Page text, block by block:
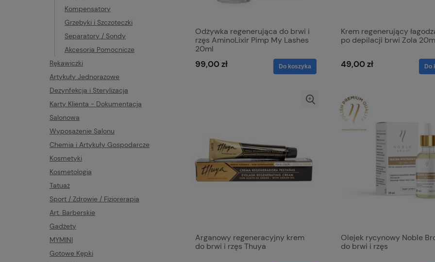
Kompensatory
Grzebyki i Szczoteczki
Separatory / Sondy
Akcesoria Pomocnicze
Rękawiczki
Artykuły Jednorazowe
Dezynfekcja i Sterylizacja
Karty Klienta - Dokumentacja
Salonowa
Wyposażenie Salonu
Chemia i Artykuły Gospodarcze
Kosmetyki
Kosmetologia
Tatuaż
Sport / Zdrowie / Fiziorerapia
Art. Barberskie
Gadżety
MYMINI
Gotowe Kępki
Odżywka regenerująca do brwi i
rzęs AminoLixir Pimp My Lashes
20ml
99,00 zł Do koszyka
Krem regenerujący
po depilacji brwi Zola
49,00 zł Do
Arganowy regeneracyjny krem
do brwi i rzęs Thuya
Olejek rycynowy Noble
do brwi i rzęs